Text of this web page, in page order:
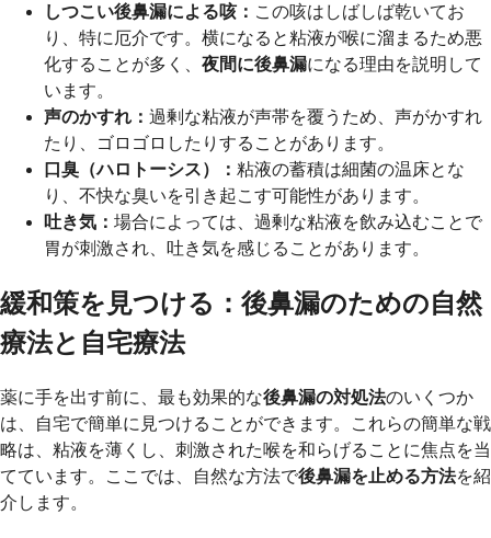
しつこい後鼻漏による咳： この咳はしばしば乾いてお
り、特に厄介です。横になると粘液が喉に溜まるため悪
化することが多く、 夜間に後鼻漏になる理由を説明して
います。
声のかすれ： 過剰な粘液が声帯を覆うため、声がかすれ
たり、ゴロゴロしたりすることがあります。
口臭（ハロトーシス）： 粘液の蓄積は細菌の温床とな
り、不快な臭いを引き起こす可能性があります。
吐き気： 場合によっては、過剰な粘液を飲み込むことで
胃が刺激され、吐き気を感じることがあります。
緩和策を見つける：後鼻漏のための自然
療法と自宅療法
薬に手を出す前に、最も効果的な後鼻漏の対処法のいくつか
は、自宅で簡単に見つけることができます。これらの簡単な戦
略は、粘液を薄くし、刺激された喉を和らげることに焦点を当
てています。ここでは、自然な方法で後鼻漏を止める方法を紹
介します。